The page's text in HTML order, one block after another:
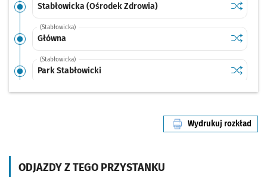
Stabłowicka (Ośrodek Zdrowia) Sprawdź
(Stabłowicka)
Główna Sprawdź
Główna
(Stabłowicka)
Park Stabłowicki Sprawdź
Park
(Stabłowicka)
Sprawdź
Arachidowa
Wydrukuj rozkład
linii nr 107
ODJAZDY Z TEGO PRZYSTANKU